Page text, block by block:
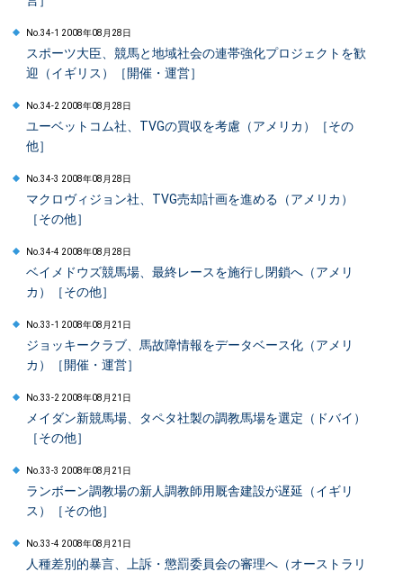
No.34-1 2008年08月28日
スポーツ大臣、競馬と地域社会の連帯強化プロジェクトを歓
迎（イギリス）［開催・運営］
No.34-2 2008年08月28日
ユーベットコム社、TVGの買収を考慮（アメリカ）［その
他］
No.34-3 2008年08月28日
マクロヴィジョン社、TVG売却計画を進める（アメリカ）
［その他］
No.34-4 2008年08月28日
ベイメドウズ競馬場、最終レースを施行し閉鎖へ（アメリ
カ）［その他］
No.33-1 2008年08月21日
ジョッキークラブ、馬故障情報をデータベース化（アメリ
カ）［開催・運営］
No.33-2 2008年08月21日
メイダン新競馬場、タペタ社製の調教馬場を選定（ドバイ）
［その他］
No.33-3 2008年08月21日
ランボーン調教場の新人調教師用厩舎建設が遅延（イギリ
ス）［その他］
No.33-4 2008年08月21日
人種差別的暴言、上訴・懲罰委員会の審理へ（オーストラリ